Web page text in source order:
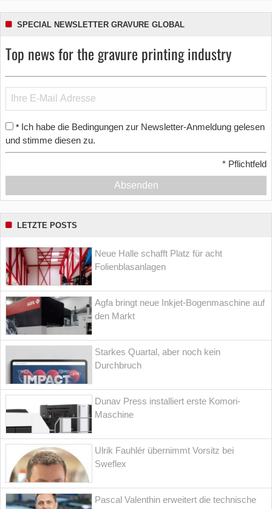
SPECIAL NEWSLETTER GRAVURE GLOBAL
Top news for the gravure printing industry
* Ich habe die Bedingungen zur Newsletter-Anmeldung gelesen
und stimme diesen zu.
* Pflichtfeld
Absenden
LETZTE POSTS
Neue Halle schafft Platz für acht
Folienblasanlagen
Agfa bringt neue Inkjet-Bogenmaschine auf
den Markt
Starkes Quartal, aber noch kein
Durchbruch
Dunav Press installiert erste Komori-
Maschine
Ulrik Fauhlér übernimmt Vorsitz bei
Sweflex
Pascal Valenthin erweitert die technische